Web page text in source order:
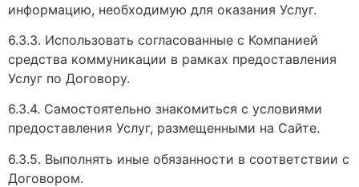
информацию, необходимую для оказания Услуг.
6.3.3. Использовать согласованные с Компанией
средства коммуникации в рамках предоставления
Услуг по Договору.
6.3.4. Самостоятельно знакомиться с условиями
предоставления Услуг, размещенными на Сайте.
6.3.5. Выполнять иные обязанности в соответствии с
Договором.